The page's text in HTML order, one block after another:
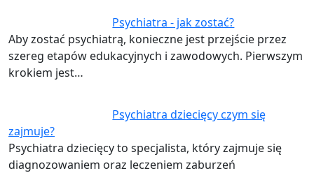
Psychiatra - jak zostać?
Aby zostać psychiatrą, konieczne jest przejście przez
szereg etapów edukacyjnych i zawodowych. Pierwszym
krokiem jest…
Psychiatra dziecięcy czym się
zajmuje?
Psychiatra dziecięcy to specjalista, który zajmuje się
diagnozowaniem oraz leczeniem zaburzeń